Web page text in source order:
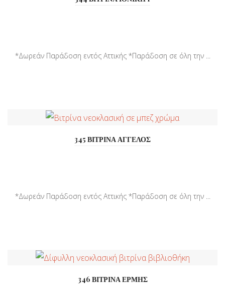
*Δωρεάν Παράδοση εντός Αττικής *Παράδοση σε όλη την ...
345 ΒΙΤΡΙΝΑ ΑΓΓΕΛΟΣ
*Δωρεάν Παράδοση εντός Αττικής *Παράδοση σε όλη την ...
346 ΒΙΤΡΙΝΑ ΕΡΜΗΣ